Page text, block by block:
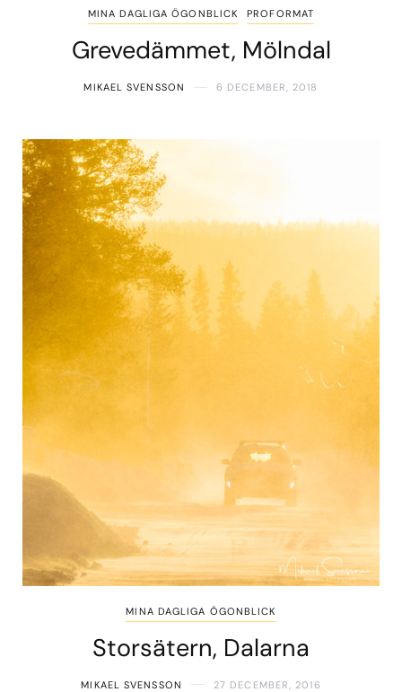
MINA DAGLIGA ÖGONBLICK PROFORMAT
Grevedämmet, Mölndal
MIKAEL SVENSSON 6 DECEMBER, 2018
MINA DAGLIGA ÖGONBLICK
Storsätern, Dalarna
MIKAEL SVENSSON 27 DECEMBER, 2016